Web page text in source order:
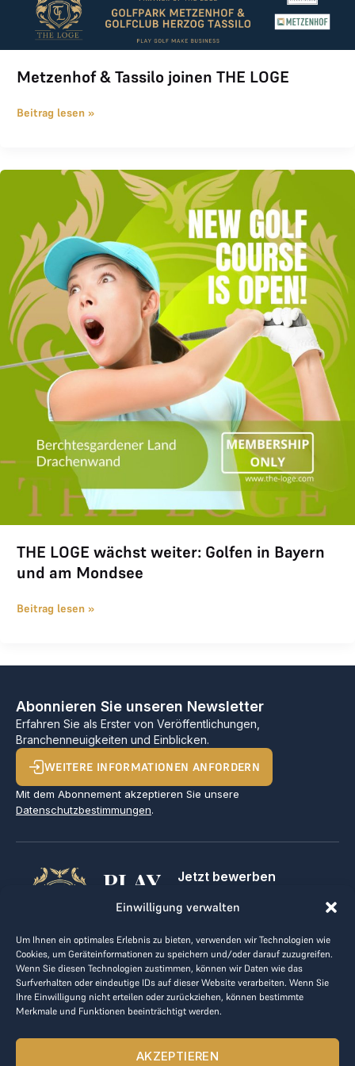
Einwilligung verwalten
Um Ihnen ein optimales Erlebnis zu bieten, verwenden wir Technologien wie
Cookies, um Geräteinformationen zu speichern und/oder darauf zuzugreifen.
Wenn Sie diesen Technologien zustimmen, können wir Daten wie das
Surfverhalten oder eindeutige IDs auf dieser Website verarbeiten. Wenn Sie
Ihre Einwilligung nicht erteilen oder zurückziehen, können bestimmte
Merkmale und Funktionen beeinträchtigt werden.
AKZEPTIEREN
Metzenhof & Tassilo joinen THE LOGE
Beitrag lesen »
THE LOGE wächst weiter: Golfen in Bayern
und am Mondsee
THE LOGE wächst weiter: Golfen in Bayern und am Mondsee
Beitrag lesen »
Abonnieren Sie unseren Newsletter
Erfahren Sie als Erster von Veröffentlichungen,
Branchenneuigkeiten und Einblicken.
WEITERE INFORMATIONEN ANFORDERN
Mit dem Abonnement akzeptieren Sie unsere
Datenschutzbestimmungen.
PLAY
GOLF,
MAKE
BUSINESS
Jetzt bewerben
Kontakt
AGB
Datenrichtlinie
kontakt@the-loge.com
Unser freundliches Team hilft Ihnen gerne weiter.
Mo-Fr von 8:00 bis 17:00 Uhr.